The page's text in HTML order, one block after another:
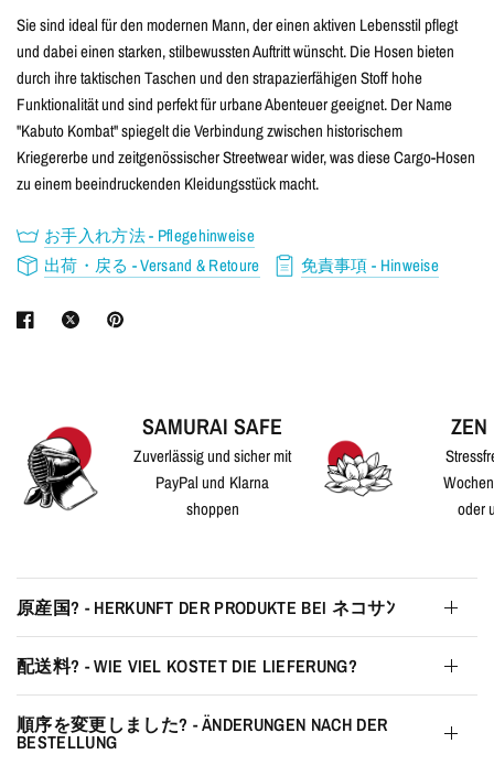
Sie sind ideal für den modernen Mann, der einen aktiven Lebensstil pflegt
und dabei einen starken, stilbewussten Auftritt wünscht. Die Hosen bieten
durch ihre taktischen Taschen und den strapazierfähigen Stoff hohe
Funktionalität und sind perfekt für urbane Abenteuer geeignet. Der Name
"Kabuto Kombat" spiegelt die Verbindung zwischen historischem
Kriegererbe und zeitgenössischer Streetwear wider, was diese Cargo-Hosen
zu einem beeindruckenden Kleidungsstück macht.
お手入れ方法 - Pflegehinweise
出荷・戻る - Versand & Retoure
免責事項 - Hinweise
SAMURAI SAFE
Zuverlässig und sicher mit
PayPal und Klarna
shoppen
ZEN
oder
原産国? - HERKUNFT DER PRODUKTE BEI ネコサﾝ
配送料? - WIE VIEL KOSTET DIE LIEFERUNG?
順序を変更しました? - ÄNDERUNGEN NACH DER
BESTELLUNG